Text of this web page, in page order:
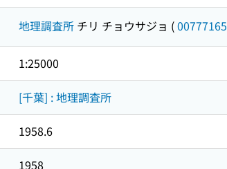
地理調査所 チリ チョウサジョ (00777165
1:25000
[千葉] : 地理調査所
1958.6
1958